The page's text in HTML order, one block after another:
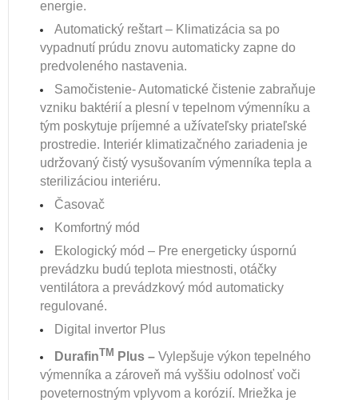
energie.
Automatický reštart – Klimatizácia sa po
vypadnutí prúdu znovu automaticky zapne do
predvoleného nastavenia.
Samočistenie- Automatické čistenie zabraňuje
vzniku baktérií a plesní v tepelnom výmenníku a
tým poskytuje príjemné a užívateľsky priateľské
prostredie. Interiér klimatizačného zariadenia je
udržovaný čistý vysušovaním výmenníka tepla a
sterilizáciou interiéru.
Časovač
Komfortný mód
Ekologický mód – Pre energeticky úspornú
prevádzku budú teplota miestnosti, otáčky
ventilátora a prevádzkový mód automaticky
regulované.
Digital invertor Plus
DurafinTM Plus – Vylepšuje výkon tepelného
výmenníka a zároveň má vyššiu odolnosť voči
poveternostným vplyvom a korózií. Mriežka je